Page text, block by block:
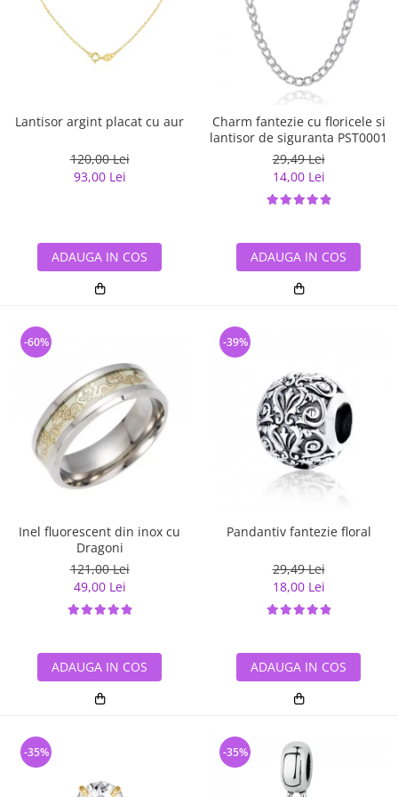
Lantisor argint placat cu aur
120,00 Lei
93,00 Lei
ADAUGA IN COS
Charm fantezie cu floricele si
lantisor de siguranta PST0001
29,49 Lei
14,00 Lei
ADAUGA IN COS
Inel fluorescent din inox cu
Dragoni
121,00 Lei
49,00 Lei
-60%
ADAUGA IN COS
Pandantiv fantezie floral
29,49 Lei
18,00 Lei
-39%
ADAUGA IN COS
-35% -35%